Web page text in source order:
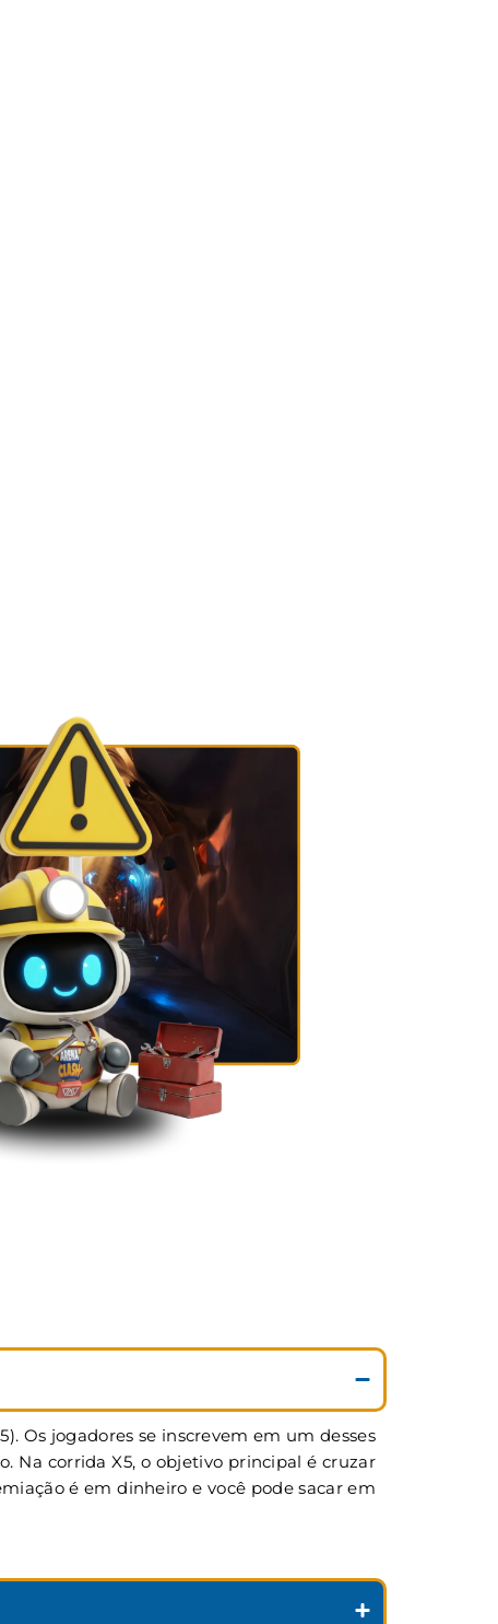
Os jogadores se inscrevem em um desses
Na corrida X5, o objetivo principal é cruzar
é em dinheiro e você pode sacar em